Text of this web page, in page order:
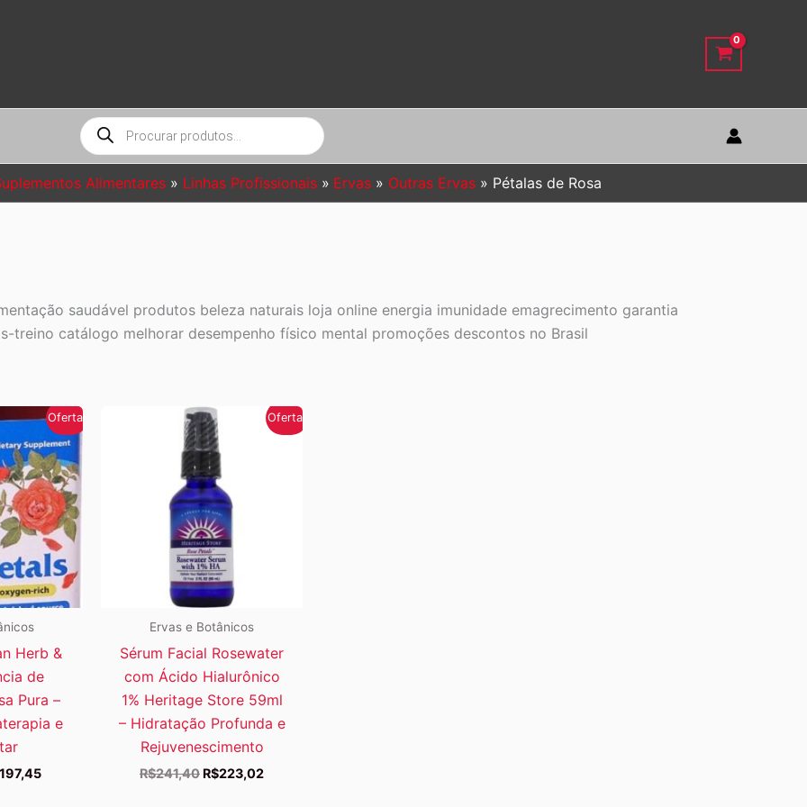
Pesquisar
produtos
Alimentares Linhas Profissionais Ervas Outras Ervas Pétalas de Rosa
saudável produtos beleza naturais loja online energia imunidade emagrecimento garantia
treino catálogo melhorar desempenho físico mental promoções descontos no Brasil
Oferta!
Herb &
de
Pura –
e
197,45O
Oferta!
Ervas e Botânicos
Sérum Facial Rosewater
com Ácido Hialurônico
1% Heritage Store 59ml
– Hidratação Profunda e
Rejuvenescimento
R$241,40 O
R$223,02O